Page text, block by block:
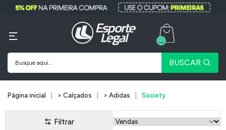
BUSCAR
...
Página inicial > Calçados > Adidas Society
Filtrar